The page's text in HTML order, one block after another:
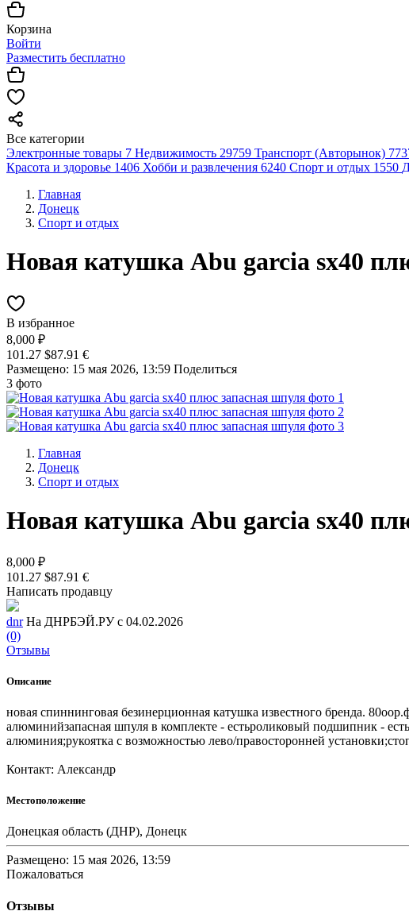
Корзина
Войти
Разместить бесплатно
Все категории
Электронные товары 7 Недвижимость 29759 Транспорт (Авторынок)
Красота и здоровье 1406 Хобби и развлечения 6240 Спорт и отдых 1550
Главная
Донецк
Спорт и отдых
Новая катушка Abu garcia sx40
В избранное
8,000 ₽
101.27 $87.91 €
Размещено: 15 мая 2026, 13:59 Поделиться
3 фото
Главная
Донецк
Спорт и отдых
Новая катушка Abu garcia sx40
8,000 ₽
101.27 $87.91 €
Написать продавцу
dnr На ДНРБЭЙ.РУ с 04.02.2026
(0)
Отзывы
Описание
новая спиннинговая безинерционная катушка известного бренда.
алюминийзапасная шпуля в комплекте - естьроликовый подшипник -
алюминия;рукоятка с возможностью лево/правосторонней
Контакт: Александр
Местоположение
Донецкая область (ДНР), Донецк
Размещено: 15 мая 2026, 13:59
Пожаловаться
Отзывы